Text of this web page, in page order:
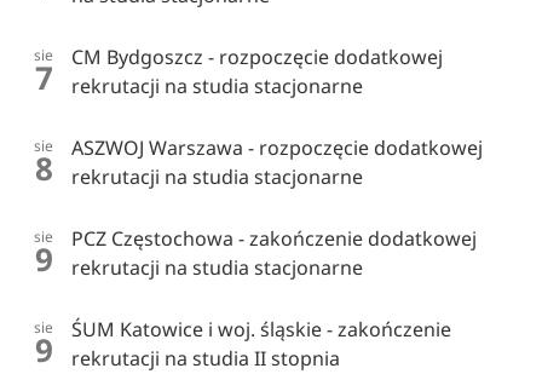
sie
7
CM Bydgoszcz - rozpoczęcie dodatkowej
rekrutacji na studia stacjonarne
sie
8
ASZWOJ Warszawa - rozpoczęcie dodatkowej
rekrutacji na studia stacjonarne
sie
9
PCZ Częstochowa - zakończenie dodatkowej
rekrutacji na studia stacjonarne
sie
9
ŚUM Katowice i woj. śląskie - zakończenie
rekrutacji na studia II stopnia